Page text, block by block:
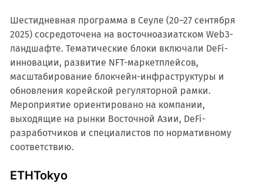
Шестидневная программа в Сеуле (20–27 сентября
2025) сосредоточена на восточноазиатском Web3-
ландшафте. Тематические блоки включали DeFi-
инновации, развитие NFT-маркетплейсов,
масштабирование блокчейн-инфраструктуры и
обновления корейской регуляторной рамки.
Мероприятие ориентировано на компании,
выходящие на рынки Восточной Азии, DeFi-
разработчиков и специалистов по нормативному
соответствию.
ETHTokyo